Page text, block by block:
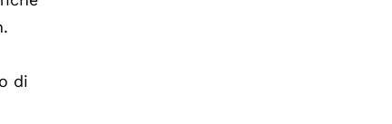
di